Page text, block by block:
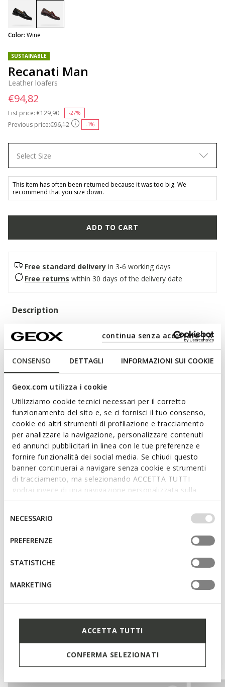
CONSENSO DETTAGLI INFORMAZIONI SUI COOKIE
Geox.com utilizza i cookie
Utilizziamo cookie tecnici necessari per il corretto
funzionamento del sito e, se ci fornisci il tuo consenso,
cookie ed altri strumenti di profilazione e tracciamento
per analizzare la navigazione, personalizzare contenuti
ed annunci pubblicitari in linea con le tue preferenze e
fornire funzionalità dei social media. Se chiudi questo
banner continuerai a navigare senza cookie e strumenti
di tracciamento, ma selezionando ACCETTA TUTTI
godrai invece di una navigazione personalizzata sulla
base dei tuoi gusti ed interessi. Selezionando
IMPOSTAZIONI potrai anche scegliere quali cookies ed
altri strumenti di tracciamento autorizzare. Per maggiori
informazioni o per modificare in qualsiasi momento le
tue impostazioni, visita la nostra
consenso
NECESSARIO
PREFERENZE
STATISTICHE
MARKETING
ACCETTA TUTTI
CONFERMA SELEZIONATI
continua senza accettare | X
SUSTAINABLE
Recanati Man
Leather loafers
Previous price:€96,12 -1%
List price: Price reduced from
€129,90 -27%
€94,82
Color: Wine
Select Size
This item has often been returned because it was too big. We
recommend that you size down.
ADD TO CART
Free standard delivery in 3-6 working days
Free returns within 30 days of the delivery date
Description
Loafer for men with a timelessly classic aesthetic and a
design that offers both comfort and breathability. This
supple-leather version is both comfortable and breathable
and comes in a burgundy shade, making it a foundation piece
for your seasonal repertoire. Recanati is a versatile everyday
piece of footwear that will perfectly round off city styling.
Read more
Features
By purchasing this product, you are
supporting Leather Working Group certified
tanneries
Quick and easy to put on
Unlined upper
Slip-on design allows you to slide the foot in swiftly
Technologies
You may also like